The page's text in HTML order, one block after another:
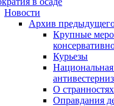
Новости
Архив
Крупные
Курьезы
О
Оправдания